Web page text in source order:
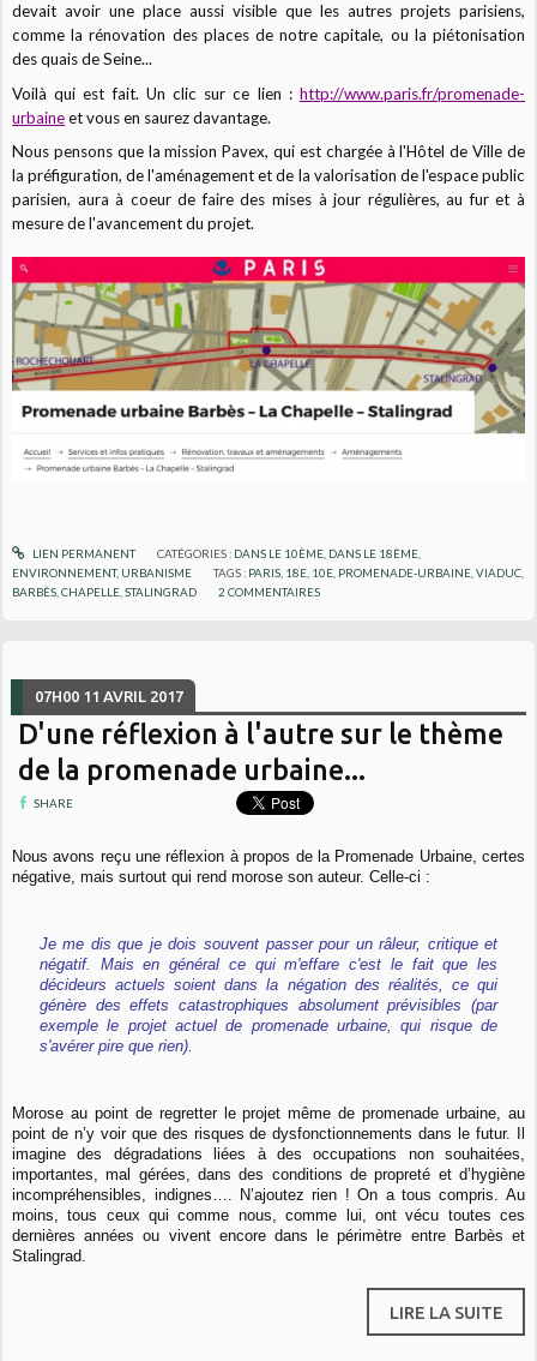
devait avoir une place aussi visible que les autres projets parisiens,
comme la rénovation des places de notre capitale, ou la piétonisation
des quais de Seine...
Voilà qui est fait. Un clic sur ce lien : http://www.paris.fr/promenade-
urbaineet vous en saurez davantage.
Nous pensons que la mission Pavex, qui est chargée à l'Hôtel de Ville de
la préfiguration, de l'aménagement et de la valorisation de l'espace public
parisien, aura à coeur de faire des mises à jour régulières, au fur et à
mesure de l'avancement du projet.
LIEN PERMANENT CATÉGORIES : DANS LE 10ÈME, DANS LE 18ÈME,
ENVIRONNEMENT, URBANISME TAGS : PARIS 18E 10E PROMENADE-URBAINE ,VIADUC
BARBÈS ,CHAPELLE ,STALINGRAD 2 COMMENTAIRES
07H00 11 AVRIL 2017
D'une réflexion à l'autre sur le thème
de la promenade urbaine...
SHARE
Nous avons reçu une réflexion à propos de la Promenade Urbaine, certes
négative, mais surtout qui rend morose son auteur. Celle-ci :
Je me dis que je dois souvent passer pour un râleur, critique et
négatif. Mais en général ce qui m'effare c'est le fait que les
décideurs actuels soient dans la négation des réalités, ce qui
génère des effets catastrophiques absolument prévisibles (par
exemple le projet actuel de promenade urbaine, qui risque de
s'avérer pire que rien).
Morose au point de regretter le projet même de promenade urbaine, au
point de n’y voir que des risques de dysfonctionnements dans le futur. Il
imagine des dégradations liées à des occupations non souhaitées,
importantes, mal gérées, dans des conditions de propreté et d’hygiène
incompréhensibles, indignes…. N’ajoutez rien ! On a tous compris. Au
moins, tous ceux qui comme nous, comme lui, ont vécu toutes ces
dernières années ou vivent encore dans le périmètre entre Barbès et
Stalingrad.
LIRE LA SUITE